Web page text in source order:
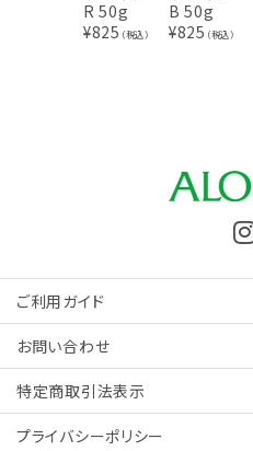
R 50g
¥825 （税込）
B 50g
¥825 （税込）
ご利用ガイド
お問い合わせ
特定商取引法表示
プライバシーポリシー